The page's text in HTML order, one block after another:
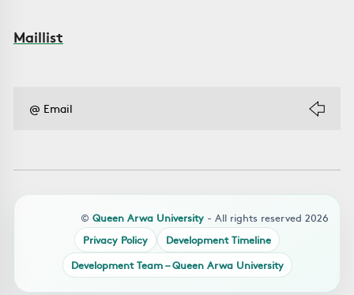
Maillist
© Queen Arwa University - All rights reserved 2026
Privacy Policy
Development Timeline
Development Team – Queen Arwa University